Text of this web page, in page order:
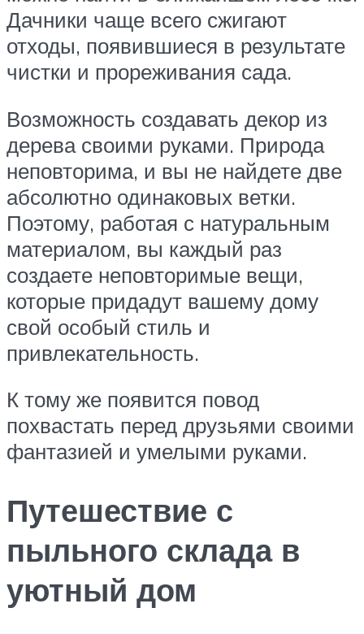
Дачники чаще всего сжигают
отходы, появившиеся в результате
чистки и прореживания сада.
Возможность создавать декор из
дерева своими руками. Природа
неповторима, и вы не найдете две
абсолютно одинаковых ветки.
Поэтому, работая с натуральным
материалом, вы каждый раз
создаете неповторимые вещи,
которые придадут вашему дому
свой особый стиль и
привлекательность.
К тому же появится повод
похвастать перед друзьями своими
фантазией и умелыми руками.
Путешествие с
пыльного склада в
уютный дом